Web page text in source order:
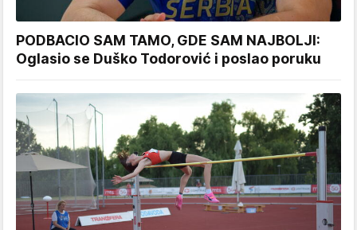
PODBACIO SAM TAMO, GDE SAM NAJBOLJI:
Oglasio se Duško Todorović i poslao poruku